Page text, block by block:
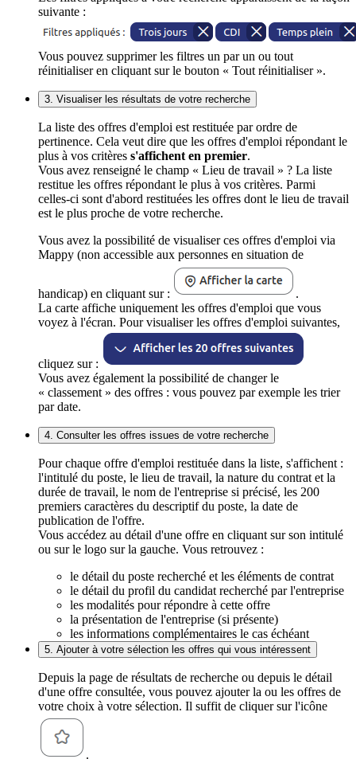
suivante :
Vous pouvez supprimer les filtres un par un ou tout
réinitialiser en cliquant sur le bouton « Tout réinitialiser ».
3. Visualiser les résultats de votre recherche
La liste des offres d'emploi est restituée par ordre de
pertinence. Cela veut dire que les offres d'emploi répondant le
plus à vos critères s'affichent en premier.
Vous avez renseigné le champ « Lieu de travail » ? La liste
restitue les offres répondant le plus à vos critères. Parmi
celles-ci sont d'abord restituées les offres dont le lieu de travail
est le plus proche de votre recherche.
Vous avez la possibilité de visualiser ces offres d'emploi via
Mappy (non accessible aux personnes en situation de
handicap) en cliquant sur :
.
La carte affiche uniquement les offres d'emploi que vous
voyez à l'écran. Pour visualiser les offres d'emploi suivantes,
cliquez sur :
Vous avez également la possibilité de changer le
« classement » des offres : vous pouvez par exemple les trier
par date.
4. Consulter les offres issues de votre recherche
Pour chaque offre d'emploi restituée dans la liste, s'affichent :
l'intitulé du poste, le lieu de travail, la nature du contrat et la
durée de travail, le nom de l'entreprise si précisé, les 200
premiers caractères du descriptif du poste, la date de
publication de l'offre.
Vous accédez au détail d'une offre en cliquant sur son intitulé
ou sur le logo sur la gauche. Vous retrouvez :
le détail du poste recherché et les éléments de contrat
le détail du profil du candidat recherché par l'entreprise
les modalités pour répondre à cette offre
la présentation de l'entreprise (si présente)
les informations complémentaires le cas échéant
5. Ajouter à votre sélection les offres qui vous intéressent
Depuis la page de résultats de recherche ou depuis le détail
d'une offre consultée, vous pouvez ajouter la ou les offres de
votre choix à votre sélection. Il suffit de cliquer sur l'icône
.